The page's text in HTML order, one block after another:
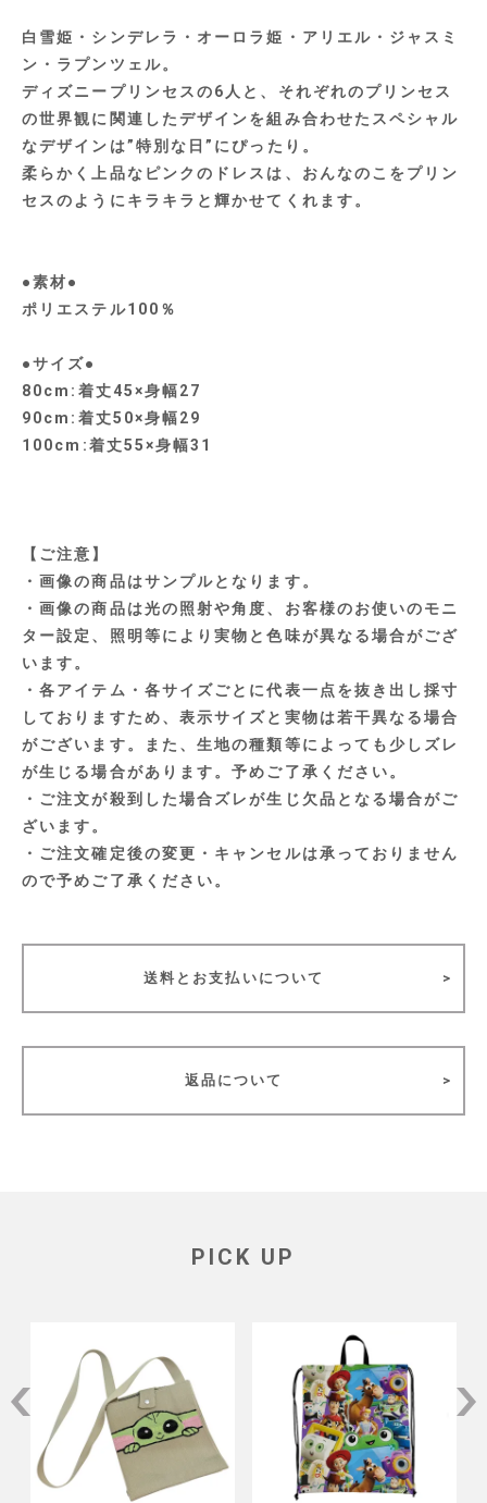
白雪姫・シンデレラ・オーロラ姫・アリエル・ジャスミ
ン・ラプンツェル。
ディズニープリンセスの6人と、それぞれのプリンセス
の世界観に関連したデザインを組み合わせたスペシャル
なデザインは”特別な日”にぴったり。
柔らかく上品なピンクのドレスは、おんなのこをプリン
セスのようにキラキラと輝かせてくれます。
●素材●
ポリエステル100％
●サイズ●
80cm:着丈45×身幅27
90cm:着丈50×身幅29
100cm:着丈55×身幅31
【ご注意】
・画像の商品はサンプルとなります。
・画像の商品は光の照射や角度、お客様のお使いのモニ
ター設定、照明等により実物と色味が異なる場合がござ
います。
・各アイテム・各サイズごとに代表一点を抜き出し採寸
しておりますため、表示サイズと実物は若干異なる場合
がございます。また、生地の種類等によっても少しズレ
が生じる場合があります。予めご了承ください。
・ご注文が殺到した場合ズレが生じ欠品となる場合がご
ざいます。
・ご注文確定後の変更・キャンセルは承っておりません
ので予めご了承ください。
送料とお支払いについて
返品について
PICK UP